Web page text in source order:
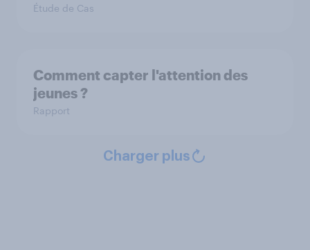
Étude de Cas
Comment capter l'attention des
jeunes ?
Rapport
Charger plus